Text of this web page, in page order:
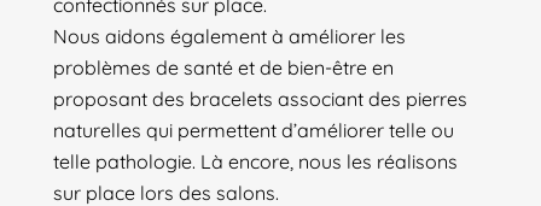
confectionnés sur place.
Nous aidons également à améliorer les
problèmes de santé et de bien-être en
proposant des bracelets associant des pierres
naturelles qui permettent d’améliorer telle ou
telle pathologie. Là encore, nous les réalisons
sur place lors des salons.